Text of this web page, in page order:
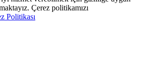
Çerez politikamızı
Politikası